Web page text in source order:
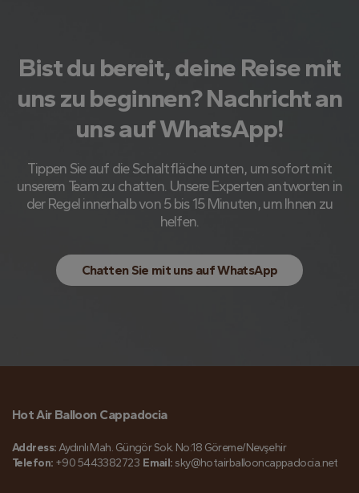
Bist du bereit, deine Reise mit
uns zu beginnen? Nachricht an
uns auf WhatsApp!
Tippen Sie auf die Schaltfläche unten, um sofort mit
unserem Team zu chatten. Unsere Experten antworten in
der Regel innerhalb von 5 bis 15 Minuten, um Ihnen zu
helfen.
Chatten Sie mit uns auf WhatsApp
Hot Air Balloon Cappadocia
Address:Aydınlı Mah. Güngör Sok. No:18 Göreme/Nevşehir
Telefon: +90 5443382723 Email: sky@hotairballooncappadocia.net